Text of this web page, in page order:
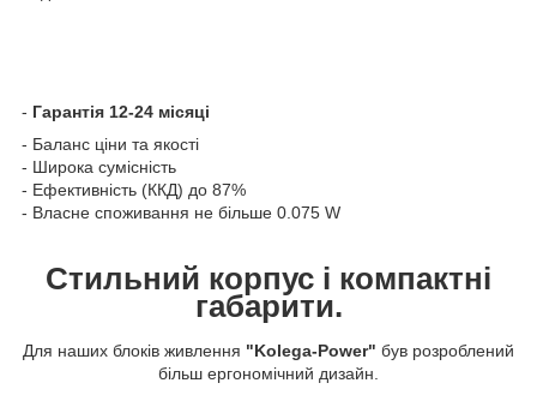
- Гарантія 12-24 місяці
- Баланс ціни та якості
- Широка сумісність
- Ефективність (ККД) до 87%
- Власне споживання не більше 0.075 W
Стильний корпус і компактні
габарити.
Для наших блоків живлення "Kolega-Power" був розроблений
більш ергономічний дизайн.